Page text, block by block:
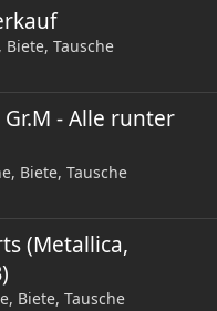
Biete, Tausche
- Alle runter
Biete, Tausche
(Metallica,
Biete, Tausche